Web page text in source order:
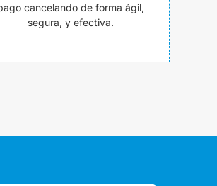
cancelando de forma ágil,
segura, y efectiva.